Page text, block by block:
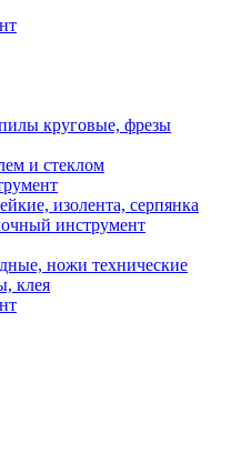
круговые, фрезы
и стеклом
изолента, серпянка
инструмент
ножи технические
клея